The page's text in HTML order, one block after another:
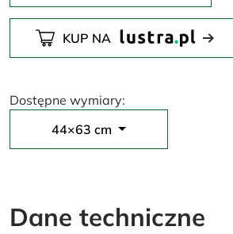
KUP NA
Dostępne wymiary:
44×63 cm
Dane techniczne